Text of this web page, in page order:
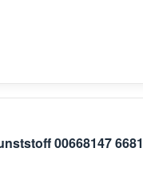
00668147